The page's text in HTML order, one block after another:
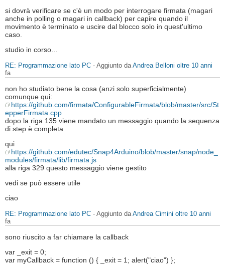
si dovrà verificare se c'è un modo per interrogare firmata (magari
anche in polling o magari in callback) per capire quando il
movimento è terminato e uscire dal blocco solo in quest'ultimo
caso.
studio in corso...
RE: Programmazione lato PC - Aggiunto da Andrea Belloni oltre 10 anni
fa
non ho studiato bene la cosa (anzi solo superficialmente)
comunque qui:
https://github.com/firmata/ConfigurableFirmata/blob/master/src/St
epperFirmata.cpp
dopo la riga 135 viene mandato un messaggio quando la sequenza
di step è completa
qui
https://github.com/edutec/Snap4Arduino/blob/master/snap/node_
modules/firmata/lib/firmata.js
alla riga 329 questo messaggio viene gestito
vedi se può essere utile
ciao
RE: Programmazione lato PC - Aggiunto da Andrea Cimini oltre 10 anni
fa
sono riuscito a far chiamare la callback
var _exit = 0;
var myCallback = function () { _exit = 1; alert("ciao") };